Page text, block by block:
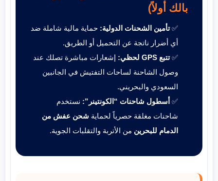
بالك أولاً)
✅تأمين الشحنات الدولية: حماية مالية شاملة ضد
أي أضرار ناتجة عن التحميل أو الطريق.
✅تتبع GPS لحظي:
إشعارات مباشرة تصلك عند
وصول الشاحنة لساحات التفتيش في الجانبين
السعودي والبحريني.
✅ أسطول شاحنات “الكونتينر”: نستخدم
شاحنات مغلقة حصرياً لحماية شحن عفش من
الدمام للبحرين من الأتربة والتقلبات الجوية.